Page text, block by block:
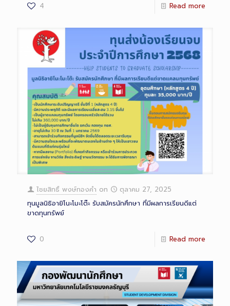
4 Read more
ไชยสิทธิ์ พงษ์ทองคำ on
ตุลาคม 27, 2025
ทุนมูลนิธิอายิโนะโมะโต๊ะ รับสมัครนักศึกษา ที่มีผลการเรียนดีแต่
ขาดทุนทรัพย์
0 Read more